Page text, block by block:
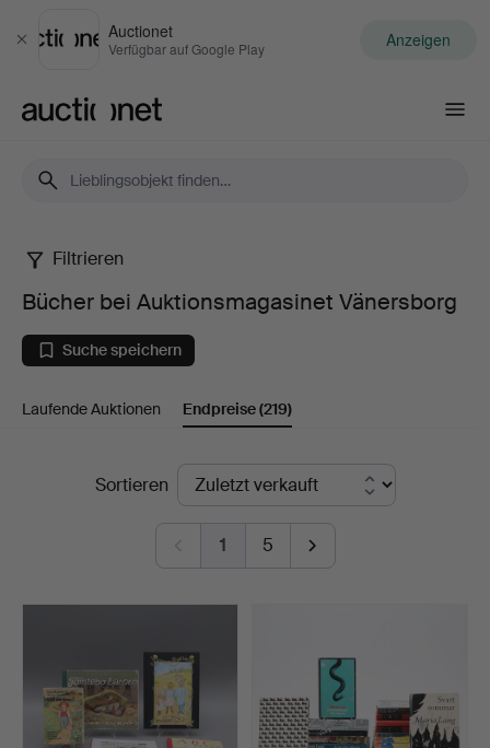
Schließen
Auctionet
Verfügbar auf Google Play Anzeigen
Bücher
bei
Auktionsmagasinet
Vänersborg
Filtrieren
Bücher bei Auktionsmagasinet Vänersborg
Suche speichern
Laufende Auktionen Endpreise(219)
EndpreiseSortieren
1 5